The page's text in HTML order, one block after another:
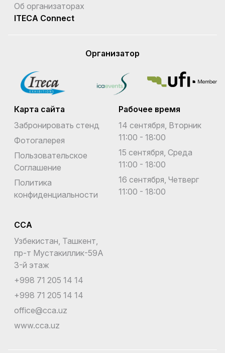
Об организаторах
ITECA Connect
Организатор
Карта сайта
Забронировать стенд
Фотогалерея
Пользовательское
Соглашение
Политика
конфиденциальности
Рабочее время
14 сентября, Вторник
11:00 - 18:00
15 сентября, Среда
11:00 - 18:00
16 сентября, Четверг
11:00 - 18:00
CCA
Узбекистан, Ташкент,
пр-т Мустакиллик-59A
3-й этаж
+998 71 205 14 14
+998 71 205 14 14
office@cca.uz
www.cca.uz